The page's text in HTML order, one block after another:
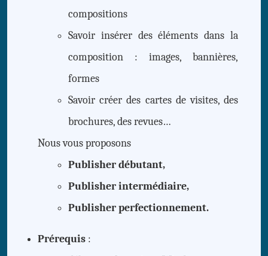
compositions
Savoir insérer des éléments dans la
composition : images, bannières,
formes
Savoir créer des cartes de visites, des
brochures, des revues…
Nous vous proposons
Publisher débutant,
Publisher intermédiaire,
Publisher perfectionnement.
Prérequis: